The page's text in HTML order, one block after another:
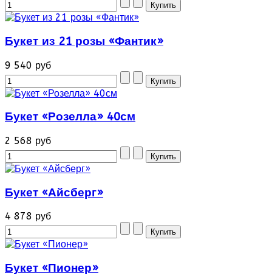
Букет из 21 розы «Фантик»
9 540 руб
Букет «Розелла» 40см
2 568 руб
Букет «Айсберг»
4 878 руб
Букет «Пионер»